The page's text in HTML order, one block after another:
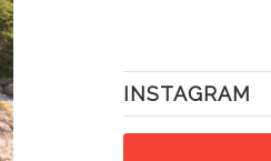
INSTAGRAM